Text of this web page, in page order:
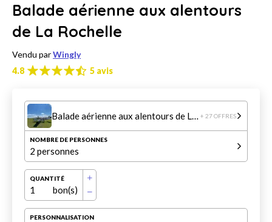
Balade aérienne aux alentours
de La Rochelle
Vendu parWingly
4.8
5 avis
Balade aérienne aux alentours de La Rochelle + 27 OFFRES
NOMBRE DE PERSONNES
2 personnes
QUANTITÉ
1 bon(s)
PERSONNALISATION